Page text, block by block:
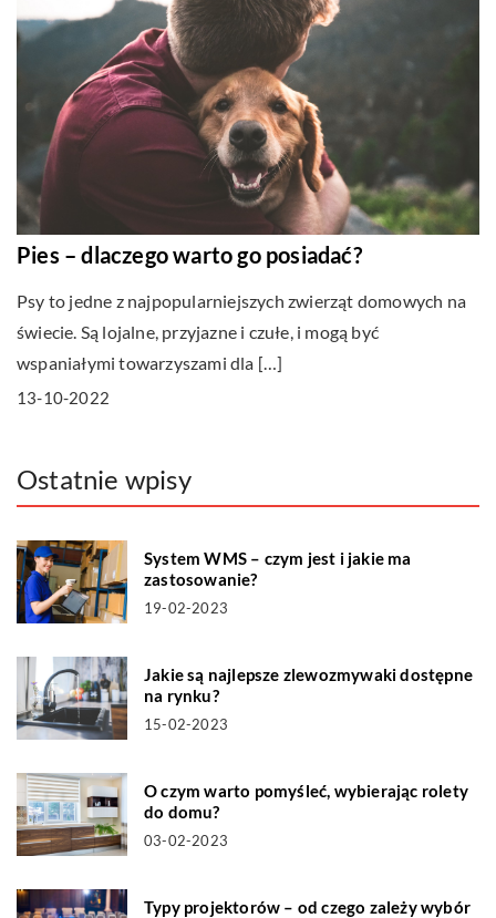
Pies – dlaczego warto go posiadać?
Psy to jedne z najpopularniejszych zwierząt domowych na
świecie. Są lojalne, przyjazne i czułe, i mogą być
wspaniałymi towarzyszami dla […]
13-10-2022
Ostatnie wpisy
System WMS – czym jest i jakie ma
zastosowanie?
19-02-2023
Jakie są najlepsze zlewozmywaki dostępne
na rynku?
15-02-2023
O czym warto pomyśleć, wybierając rolety
do domu?
03-02-2023
Typy projektorów – od czego zależy wybór